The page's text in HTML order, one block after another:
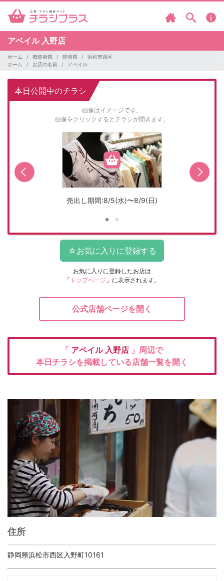
アベイル 入野店
ホーム 都道府県 静岡県
浜松市西区
ホーム
お店の名前 アベイル
本日公開中のチラシ
画像はイメージです。
画像をクリックするとチラシが開きます。
売出し期間:8/5(水)〜8/9(日)
お気に入りに登録したお店は
「 トップページ 」に表示されます。
公式店舗ページを開く
「 アベイル 入野店 」周辺で
本日チラシを掲載している店舗一覧を開く
住所
静岡県浜松市西区入野町10161